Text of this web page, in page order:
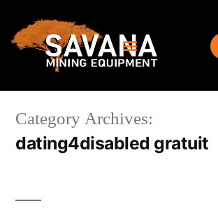
Category Archives:
dating4disabled gratuit